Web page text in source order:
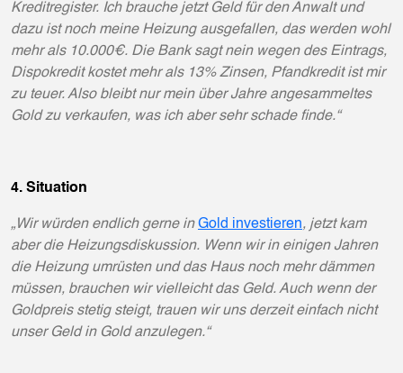
Kreditregister. Ich brauche jetzt Geld für den Anwalt und
dazu ist noch meine Heizung ausgefallen, das werden wohl
mehr als 10.000€. Die Bank sagt nein wegen des Eintrags,
Dispokredit kostet mehr als 13% Zinsen, Pfandkredit ist mir
zu teuer. Also bleibt nur mein über Jahre angesammeltes
Gold zu verkaufen, was ich aber sehr schade finde.“
4. Situation
„Wir würden endlich gerne inGold investieren, jetzt kam
aber die Heizungsdiskussion. Wenn wir in einigen Jahren
die Heizung umrüsten und das Haus noch mehr dämmen
müssen, brauchen wir vielleicht das Geld. Auch wenn der
Goldpreis stetig steigt, trauen wir uns derzeit einfach nicht
unser Geld in Gold anzulegen.“